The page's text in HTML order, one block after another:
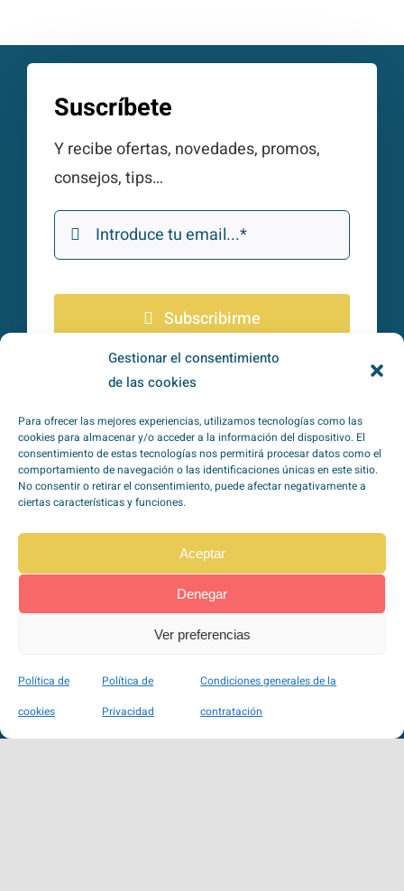
Gestionar el consentimiento
de las cookies
Para ofrecer las mejores experiencias, utilizamos tecnologías como las
cookies para almacenar y/o acceder a la información del dispositivo. El
consentimiento de estas tecnologías nos permitirá procesar datos como el
comportamiento de navegación o las identificaciones únicas en este sitio.
No consentir o retirar el consentimiento, puede afectar negativamente a
ciertas características y funciones.
Aceptar
Denegar
Ver preferencias
Política de
cookies
Política de
Privacidad
Condiciones generales de la
contratación
Suscríbete
Y recibe ofertas, novedades, promos,
consejos, tips…
Subscribirme
He leído y acepto la
privacidad*
TipoZeroDiabetes enRedes Sociales
100% SSL
VISA, Mastercard, Maestro, American Express, …